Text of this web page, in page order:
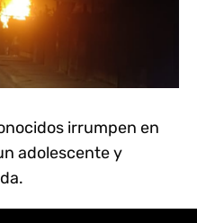
irrumpen en
adolescente y